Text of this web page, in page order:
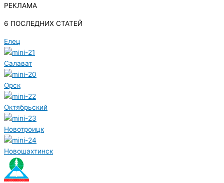
РЕКЛАМА
6 ПОСЛЕДНИХ СТАТЕЙ
Елец
Салават
Орск
Октябрьский
Новотроицк
Новошахтинск